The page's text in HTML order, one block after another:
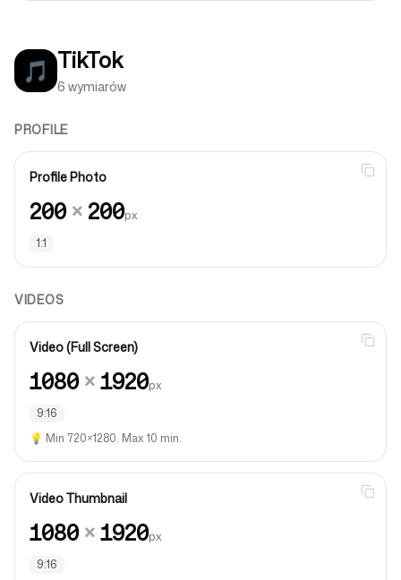
🎵 TikTok
6 wymiarów
PROFILE
Profile Photo
200× 200px
1:1
VIDEOS
Video (Full Screen)
1080×1920px
9:16
💡 Min 720×1280. Max 10 min.
Video Thumbnail
1080×1920px
9:16